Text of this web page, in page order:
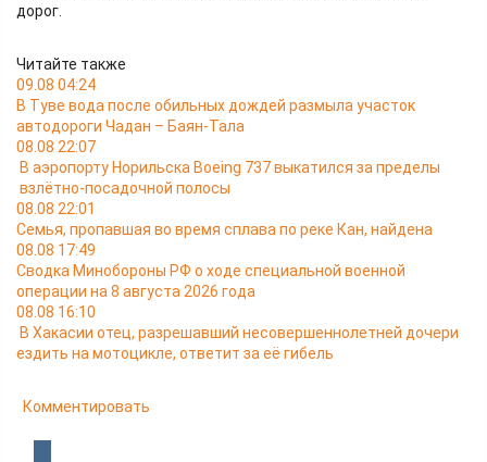
дорог.
Читайте также
09.08 04:24
В Туве вода после обильных дождей размыла участок
автодороги Чадан – Баян-Тала
08.08 22:07
В аэропорту Норильска Boeing 737 выкатился за пределы
взлётно-посадочной полосы
08.08 22:01
Семья, пропавшая во время сплава по реке Кан, найдена
08.08 17:49
Сводка Минобороны РФ о ходе специальной военной
операции на 8 августа 2026 года
08.08 16:10
В Хакасии отец, разрешавший несовершеннолетней дочери
ездить на мотоцикле, ответит за её гибель
Комментировать